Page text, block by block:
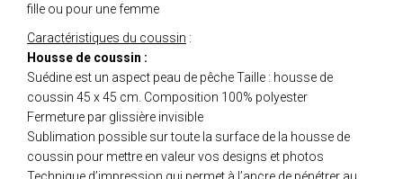
fille ou pour une femme
Caractéristiques du coussin :
Housse de coussin :
Suédine est un aspect peau de pêche Taille : housse de
coussin 45 x 45 cm. Composition 100% polyester
Fermeture par glissière invisible
Sublimation possible sur toute la surface de la housse de
coussin pour mettre en valeur vos designs et photos